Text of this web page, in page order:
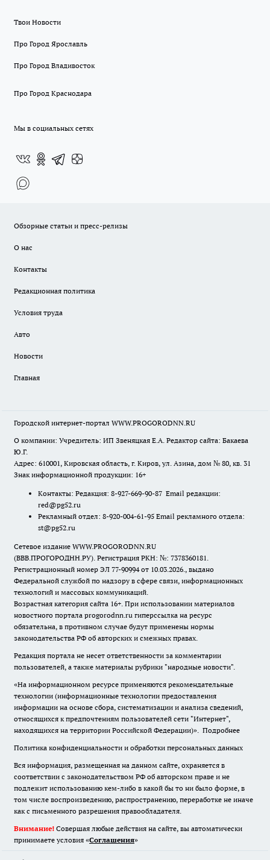
Твои Новости
Про Город Ярославль
Про Город Владивосток
Про Город Краснодара
Мы в социальных сетях
Обзорные статьи и пресс-релизы
О нас
Контакты
Редакционная политика
Условия труда
Авто
Новости
Главная
Городской интернет-портал WWW.PROGORODNN.RU
О компании: Учредитель: ИП Звеняцкая Е.А. Редактор сайта: Бакаева
Ю.Г.
Адрес: 610001, Кировская область, г. Киров, ул. Азина, дом № 80, кв. 31
Знак информационной продукции: 16+
Контакты: Редакция: 8-927-669-90-87 Email редакции:
red@pg52.ru
Рекламный отдел: 8-920-004-61-95 Email рекламного отдела:
st@pg52.ru
Сетевое издание WWW.PROGORODNN.RU
(ВВВ.ПРОГОРОДНН.РУ). Регистрация РКН: №: 7378360181.
Регистрационный номер ЭЛ 77-90994 от 10.03.2026., выдано
Федеральной службой по надзору в сфере связи, информационных
технологий и массовых коммуникаций.
Возрастная категория сайта 16+. При использовании материалов
новостного портала progorodnn.ru гиперссылка на ресурс
обязательна, в противном случае будут применены нормы
законодательства РФ об авторских и смежных правах.
Редакция портала не несет ответственности за комментарии
пользователей, а также материалы рубрики "народные новости".
«На информационном ресурсе применяются рекомендательные
технологии (информационные технологии предоставления
информации на основе сбора, систематизации и анализа сведений,
относящихся к предпочтениям пользователей сети "Интернет",
находящихся на территории Российской Федерации)». Подробнее
Политика конфиденциальности и обработки персональных данных
Вся информация, размещенная на данном сайте, охраняется в
соответствии с законодательством РФ об авторском праве и не
подлежит использованию кем-либо в какой бы то ни было форме, в
том числе воспроизведению, распространению, переработке не иначе
как с письменного разрешения правообладателя.
Внимание! Совершая любые действия на сайте, вы автоматически
принимаете условия «Cоглашения»